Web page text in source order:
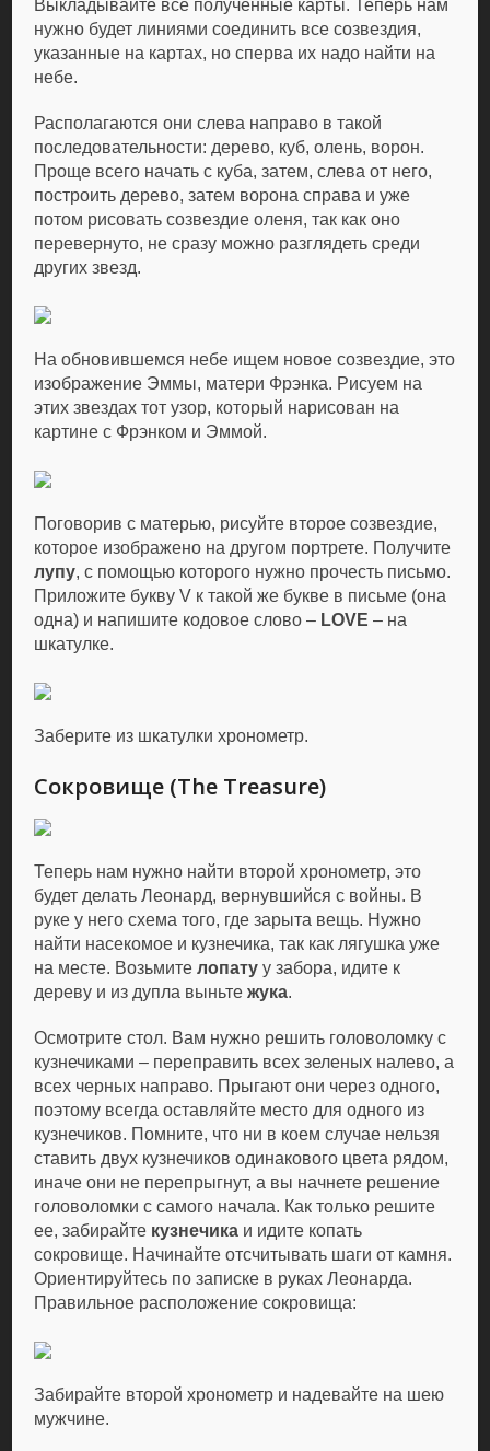
Выкладывайте все полученные карты. Теперь нам
нужно будет линиями соединить все созвездия,
указанные на картах, но сперва их надо найти на
небе.
Располагаются они слева направо в такой
последовательности: дерево, куб, олень, ворон.
Проще всего начать с куба, затем, слева от него,
построить дерево, затем ворона справа и уже
потом рисовать созвездие оленя, так как оно
перевернуто, не сразу можно разглядеть среди
других звезд.
На обновившемся небе ищем новое созвездие, это
изображение Эммы, матери Фрэнка. Рисуем на
этих звездах тот узор, который нарисован на
картине с Фрэнком и Эммой.
Поговорив с матерью, рисуйте второе созвездие,
которое изображено на другом портрете. Получите
лупу, с помощью которого нужно прочесть письмо.
Приложите букву V к такой же букве в письме (она
одна) и напишите кодовое слово – LOVE – на
шкатулке.
Заберите из шкатулки хронометр.
Сокровище (The Treasure)
Теперь нам нужно найти второй хронометр, это
будет делать Леонард, вернувшийся с войны. В
руке у него схема того, где зарыта вещь. Нужно
найти насекомое и кузнечика, так как лягушка уже
на месте. Возьмителопату у забора, идите к
дереву и из дупла выньтежука.
Осмотрите стол. Вам нужно решить головоломку с
кузнечиками – переправить всех зеленых налево, а
всех черных направо. Прыгают они через одного,
поэтому всегда оставляйте место для одного из
кузнечиков. Помните, что ни в коем случае нельзя
ставить двух кузнечиков одинакового цвета рядом,
иначе они не перепрыгнут, а вы начнете решение
головоломки с самого начала. Как только решите
ее, забирайте кузнечика и идите копать
сокровище. Начинайте отсчитывать шаги от камня.
Ориентируйтесь по записке в руках Леонарда.
Правильное расположение сокровища:
Забирайте второй хронометр и надевайте на шею
мужчине.